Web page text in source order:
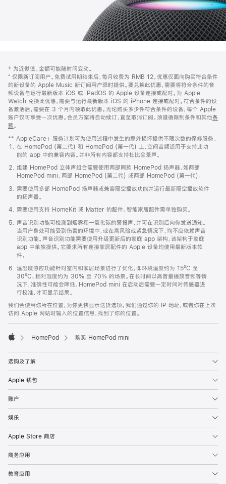
页
页
脚
注
‡ 为近似值。金额可能随时间变动。
⁺ 仅限新订阅用户。免费试用期结束后，每月收费为 RMB 12。优惠仅面向购买符合条件
的新设备的 Apple Music 新订阅用户限时提供。要兑换此优惠，需要将符合条件的音
频设备与运行最新版本 iOS 或 iPadOS 的 Apple 设备连接或配对。为 Apple
Watch 兑换此优惠，需要与运行最新版本 iOS 的 iPhone 连接或配对。符合条件的设
备激活后，需要在 3 个月内领取此优惠。无论购买多少件符合条件的设备，每个 Apple
账户仅可享受一次优惠。会员方案将自动续订，直至取消订阅。须遵循限制条件和其他条
款。
窗
口
中
打
开)
** AppleCare+ 服务计划可为使用过程中发生的意外损坏提供不限次数的保修服务。
在 HomePod (第二代) 和 HomePod (第一代) 上，空间音频适用于支持此功
能的 app 中的兼容内容。并非所有内容都支持杜比全景声。
组建 HomePod 立体声组合需要使用两部同款 HomePod 扬声器，如两部
HomePod mini、两部 HomePod (第二代) 或两部 HomePod (第一代)。
需要使用多部 HomePod 扬声器或兼容隔空播放功能并运行最新隔空播放软件
的扬声器。
需要使用支持 HomeKit 或 Matter 的配件。智能家居配件需单独购买。
声音识别功能可检测到烟雾和一氧化碳的警报声，并可在识别后向你发送通知。
当用户身处可能受到伤害的环境中，或在高风险或紧急情况下，均不应依赖声音
识别功能。声音识别功能需要使用升级更新后的家庭 app 架构，该架构于家庭
app 中单独提供。它要求所有连接家居配件的 Apple 设备均使用最新版本软
件。
温湿度感应功能针对室内和家居场景进行了优化，即环境温度约为 15ºC 至
30ºC、相对湿度约为 30% 至 70% 的场景。在长时间以高音量播放音频等情
况下，准确性可能会降低。HomePod mini 在启动后需要一定时间对传感器进
行校准，才可显示结果。
我们会使用你所在位置，为你更快显示送货选项。我们通过你的 IP 地址，或者你在上次
访问 Apple 网站时输入的位置信息，找到了你的位置。
HomePod 购买 HomePod mini
选购及了解
Apple 钱包
账户
娱乐
Apple Store 商店
商务应用
教育应用